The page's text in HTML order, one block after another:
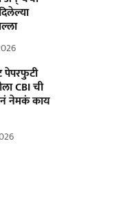
पेपरफुटी
CBI ची
नेमकं काय